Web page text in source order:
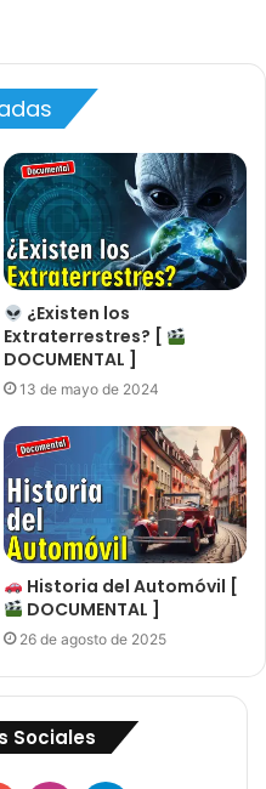
¿Existen los
Extraterrestres? [
DOCUMENTAL ]
13 de mayo de 2024
Historia del Automóvil [
DOCUMENTAL ]
26 de agosto de 2025
Sociales